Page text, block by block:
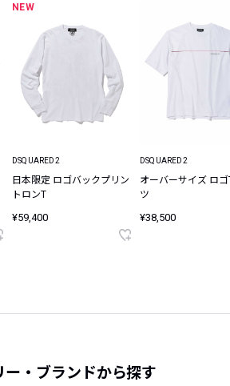
NEW
DSQUARED2
日本限定 ロゴバックプリン
トロンT
¥59,400
DSQUARED2
オーバーサイズ ロ
ツ
¥38,500
ー・ブランドから探す